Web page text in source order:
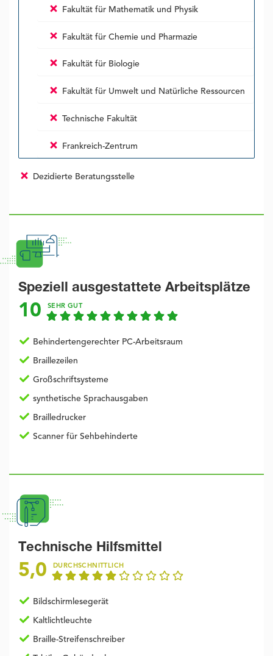
Fakultät für Mathematik und Physik
Fakultät für Chemie und Pharmazie
Fakultät für Biologie
Fakultät für Umwelt und Natürliche Ressourcen
Technische Fakultät
Frankreich-Zentrum
Dezidierte Beratungsstelle
Speziell ausgestattete Arbeitsplätze
10 SEHR GUT
Behindertengerechter PC-Arbeitsraum
Braillezeilen
Großschriftsysteme
synthetische Sprachausgaben
Brailledrucker
Scanner für Sehbehinderte
Technische Hilfsmittel
5,0 DURCHSCHNITTLICH
Bildschirmlesegerät
Kaltlichtleuchte
Braille-Streifenschreiber